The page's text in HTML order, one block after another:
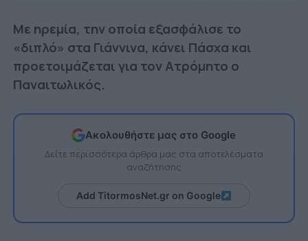
Με ηρεμία, την οποία εξασφάλισε το
«διπλό» στα Γιάννινα, κάνει Πάσχα και
προετοιμάζεται για τον Ατρόμητο ο
Παναιτωλικός.
Ακολουθήστε μας στο Google
Δείτε περισσότερα άρθρα μας στα αποτελέσματα
αναζήτησης
Add TitormosNet.gr on Google